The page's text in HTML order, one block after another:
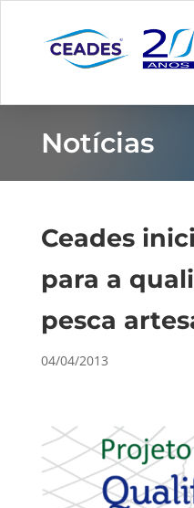
Notícias
Ceades
para a
pesca
04/04/2013